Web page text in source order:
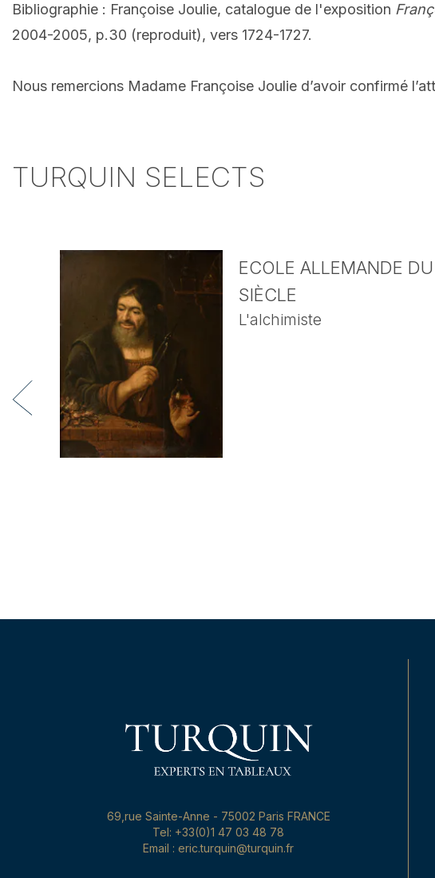
Bibliographie : Françoise Joulie, catalogue de l'exposition
2004-2005, p.30 (reproduit), vers 1724-1727.
Nous remercions Madame Françoise Joulie d’avoir confirmé
TURQUIN SELECTS
ECOLE ALLEMANDE
SIÈCLE
L'alchimiste
69,rue Sainte-Anne - 75002 Paris FRANCE
Tel: +33(0)1 47 03 48 78
Email : eric.turquin@turquin.fr